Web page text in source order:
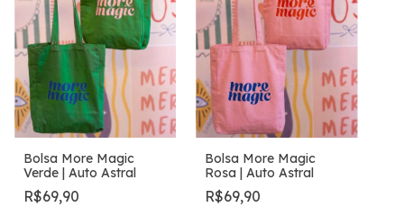
Bolsa More Magic
Verde | Auto Astral
R$69,90
Bolsa More Magic
Rosa | Auto Astral
R$69,90